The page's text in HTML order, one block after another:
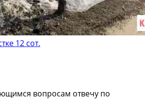
12 сот.
вопросам отвечу по